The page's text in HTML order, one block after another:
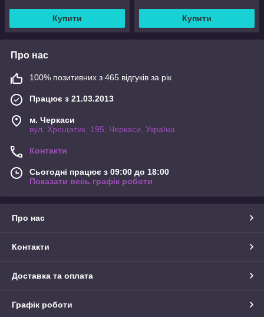
Купити Купити
Про нас
100% позитивних з 465 відгуків за рік
Працює з 21.03.2013
м. Черкаси
вул. Хрещатик, 195, Черкаси, Україна
Контакти
Сьогодні працює з 09:00 до 18:00
Показати весь графік роботи
Про нас
Контакти
Доставка та оплата
Графік роботи